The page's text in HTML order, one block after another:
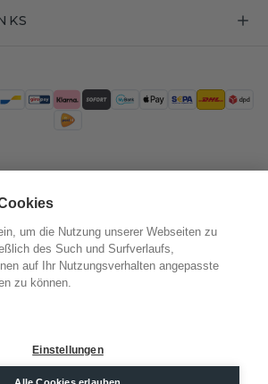
.DiamondsByMe
um die Nutzung unserer Webseiten zu
des Such und Surfverlaufs,
auf Ihr Nutzungsverhalten angepasste
zu können.
Einstellungen